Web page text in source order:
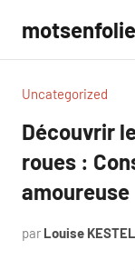
contenu
motsenfolie
Uncategorized
Découvrir
roues :
amoureuse
par Louise KESTEL